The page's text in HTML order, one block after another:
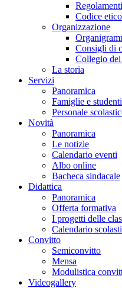
Regolamenti
Codice etico
Organizzazione
Consigli di
Collegio
La storia
Servizi
Panoramica
Famiglie e studenti
Personale
Novità
Panoramica
Le notizie
Calendario eventi
Albo online
Bacheca sindacale
Didattica
Panoramica
Offerta formativa
I progetti delle
Calendario
Convitto
Semiconvitto
Mensa
Modulistica
Videogallery